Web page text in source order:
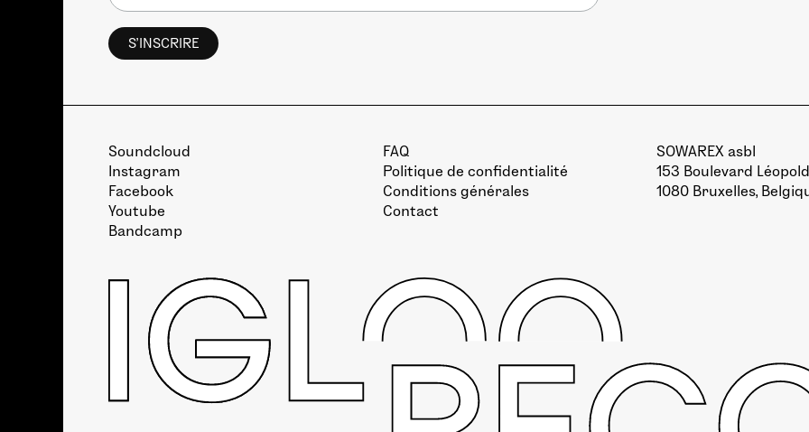
Soundcloud
Instagram
Facebook
Youtube
Bandcamp
FAQ
Politique de confidentialité
Conditions générales
Contact
SOWAREX asbl
153 Boulevard Léopold
1080 Bruxelles,